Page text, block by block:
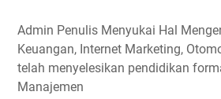
Admin Penulis Menyukai Hal
Keuangan, Internet Marketing,
telah menyelesikan pendidikan
Manajemen